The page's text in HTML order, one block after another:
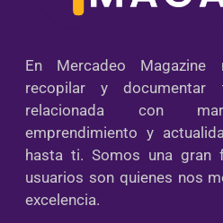
En Mercadeo Magazine
recopilar y documentar
relacionada con
emprendimiento y
hasta ti. Somos una gran
usuarios son quienes nos
excelencia.